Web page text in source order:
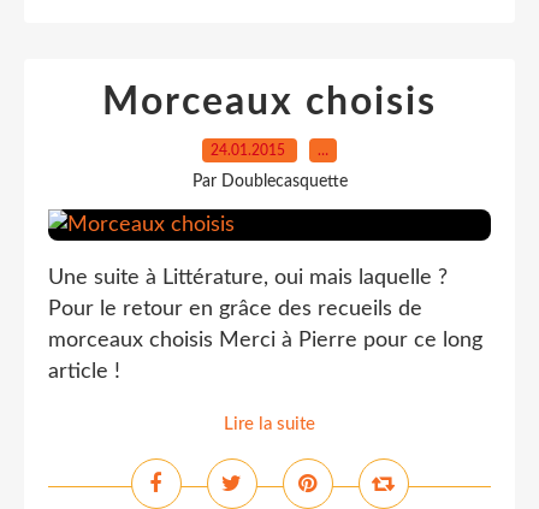
Morceaux choisis
24.01.2015 …
Par Doublecasquette
Une suite à Littérature, oui mais laquelle ?
Pour le retour en grâce des recueils de
morceaux choisis Merci à Pierre pour ce long
article !
Lire la suite